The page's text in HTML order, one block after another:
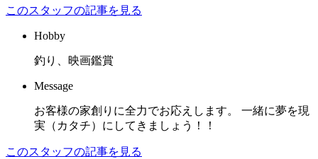
このスタッフの記事を見る
Hobby
釣り、映画鑑賞
Message
お客様の家創りに全力でお応えします。 一緒に夢を現
実（カタチ）にしてきましょう！！
このスタッフの記事を見る